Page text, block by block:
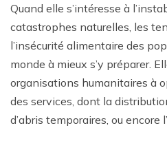
Quand elle s’intéresse à
catastrophes naturelles, les
l’insécurité alimentaire des
monde à mieux s’y préparer.
organisations humanitaires à
des services, dont la
d’abris temporaires, ou encore